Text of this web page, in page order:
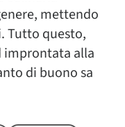
mettendo
Tutto questo,
improntata alla
di buono sa